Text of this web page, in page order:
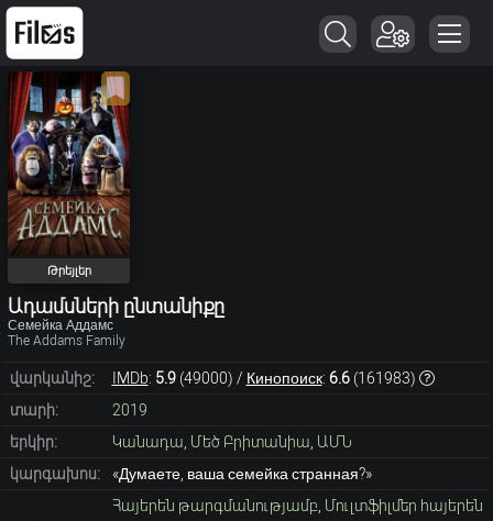
Թրեյլեր
Ադամսների ընտանիքը
Семейка Аддамс
The Addams Family
վարկանիշ: IMDb: 5.9(49000) / Кинопоиск: 6.6(161983)
տարի:
2019
երկիր:
Կանադա Մեծ Բրիտանիա ԱՄՆ
կարգախոս:
«Думаете, ваша семейка странная?»
Հայերեն թարգմանությամբ Մուլտֆիլմեր հայերեն